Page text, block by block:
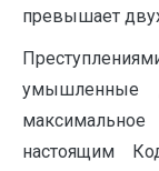
превышает
умышленные
настоящим